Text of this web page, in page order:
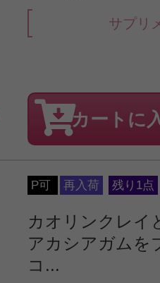
サプリ
カートに
P可 再入荷 残り1点
カオリンクレイ
アカシアガムを
コ...